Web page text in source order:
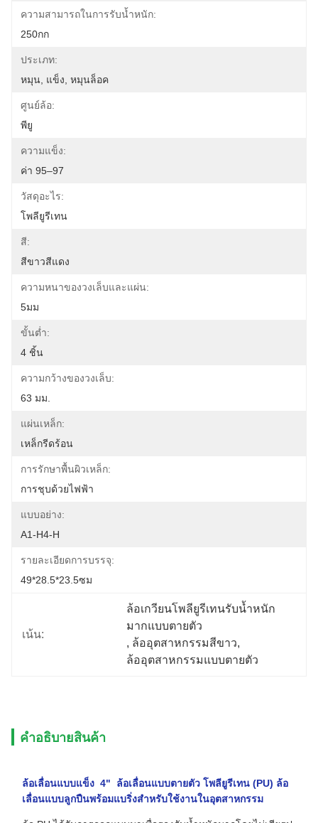
ความสามารถในการรับน้ำหนัก:
250กก
ประเภท:
หมุน, แข็ง, หมุนล็อค
ศูนย์ล้อ:
พียู
ความแข็ง:
ค่า 95–97
วัสดุอะไร:
โพลียูรีเทน
สี:
สีขาวสีแดง
ความหนาของวงเล็บและแผ่น:
5มม
ขั้นต่ำ:
4 ชิ้น
ความกว้างของวงเล็บ:
63 มม.
แผ่นเหล็ก:
เหล็กรีดร้อน
การรักษาพื้นผิวเหล็ก:
การชุบด้วยไฟฟ้า
แบบอย่าง:
A1-H4-H
รายละเอียดการบรรจุ:
49*28.5*23.5ซม
เน้น:
ล้อเกวียนโพลียูรีเทนรับน้ำหนัก
มากแบบตายตัว
, ล้ออุตสาหกรรมสีขาว,
ล้ออุตสาหกรรมแบบตายตัว
คําอธิบายสินค้า
ล้อเลื่อนแบบแข็ง 4" ล้อเลื่อนแบบตายตัว โพลียูรีเทน (PU) ล้อ
เลื่อนแบบลูกปืนพร้อมแบริ่งสำหรับใช้งานในอุตสาหกรรม